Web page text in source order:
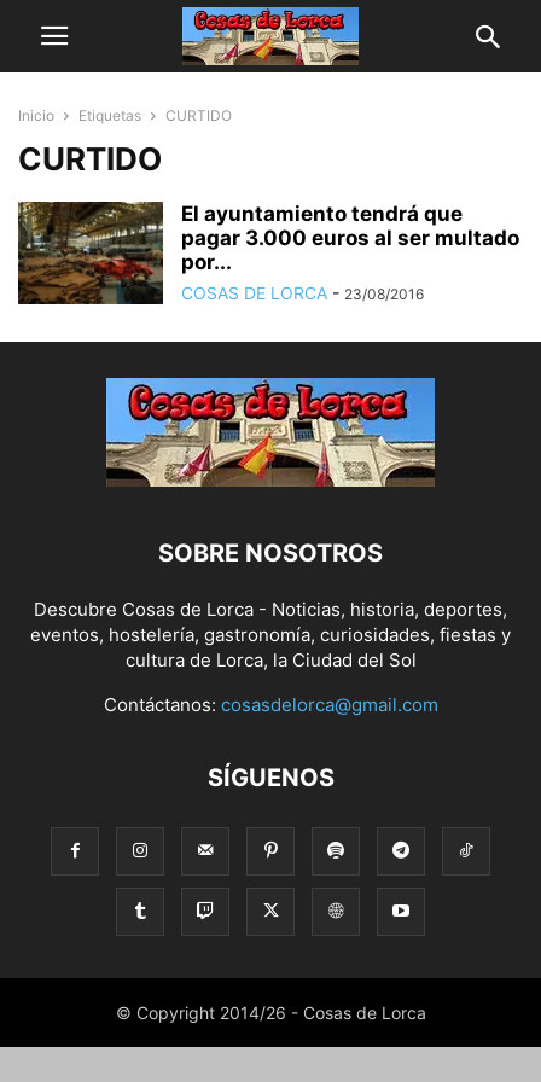
Inicio Etiquetas CURTIDO
CURTIDO
El ayuntamiento tendrá que
pagar 3.000 euros al ser multado
por...
COSAS DE LORCA - 23/08/2016
SOBRE NOSOTROS
Descubre Cosas de Lorca - Noticias, historia, deportes,
eventos, hostelería, gastronomía, curiosidades, fiestas y
cultura de Lorca, la Ciudad del Sol
Contáctanos: cosasdelorca@gmail.com
SÍGUENOS
© Copyright 2014/26 - Cosas de Lorca